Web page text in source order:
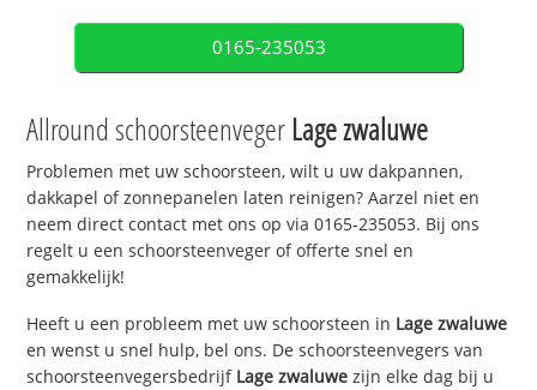
0165-235053
Allround schoorsteenveger Lage zwaluwe
Problemen met uw schoorsteen, wilt u uw dakpannen,
dakkapel of zonnepanelen laten reinigen? Aarzel niet en
neem direct contact met ons op via 0165-235053. Bij ons
regelt u een schoorsteenveger of offerte snel en
gemakkelijk!
Heeft u een probleem met uw schoorsteen in Lage zwaluwe
en wenst u snel hulp, bel ons. De schoorsteenvegers van
schoorsteenvegersbedrijf Lage zwaluwe zijn elke dag bij u